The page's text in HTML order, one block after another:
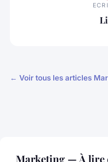
← Voir tous les articles
Marketing — À lire